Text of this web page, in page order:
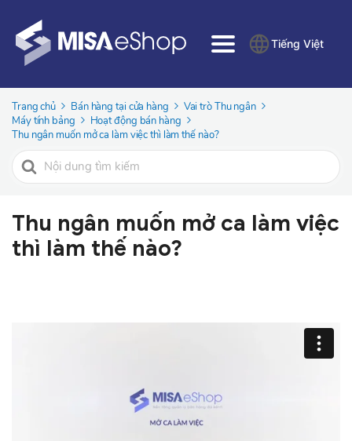
Tiếng Việt
Trang chủ Bán hàng tại cửa hàng
Vai trò Thu ngân
Máy tính bảng
Hoạt động bán hàng
Thu ngân muốn mở ca làm việc thì làm thế nào?
Tìm
kiếm
Thu ngân muốn mở ca làm việc
thì làm thế nào?